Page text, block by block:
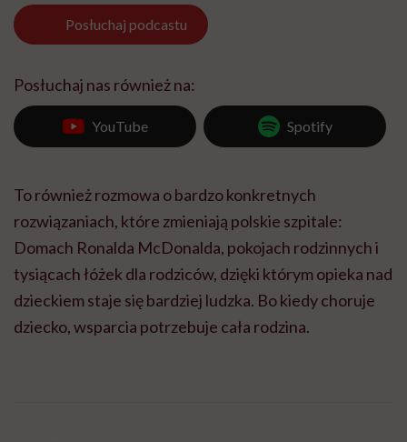
Posłuchaj podcastu
Posłuchaj nas również na:
YouTube Spotify
To również rozmowa o bardzo konkretnych
rozwiązaniach, które zmieniają polskie szpitale:
Domach Ronalda McDonalda, pokojach rodzinnych i
tysiącach łóżek dla rodziców, dzięki którym opieka nad
dzieckiem staje się bardziej ludzka. Bo kiedy choruje
dziecko, wsparcia potrzebuje cała rodzina.